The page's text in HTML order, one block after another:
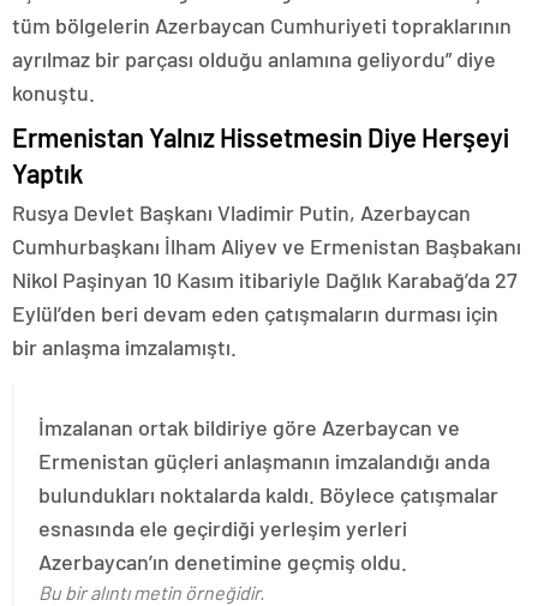
tüm bölgelerin Azerbaycan Cumhuriyeti topraklarının
ayrılmaz bir parçası olduğu anlamına geliyordu” diye
konuştu.
Ermenistan Yalnız Hissetmesin Diye Herşeyi
Yaptık
Rusya Devlet Başkanı Vladimir Putin, Azerbaycan
Cumhurbaşkanı İlham Aliyev ve Ermenistan Başbakanı
Nikol Paşinyan 10 Kasım itibariyle Dağlık Karabağ’da 27
Eylül’den beri devam eden çatışmaların durması için
bir anlaşma imzalamıştı.
İmzalanan ortak bildiriye göre Azerbaycan ve
Ermenistan güçleri anlaşmanın imzalandığı anda
bulundukları noktalarda kaldı. Böylece çatışmalar
esnasında ele geçirdiği yerleşim yerleri
Azerbaycan’ın denetimine geçmiş oldu.
Bu bir alıntı metin örneğidir.